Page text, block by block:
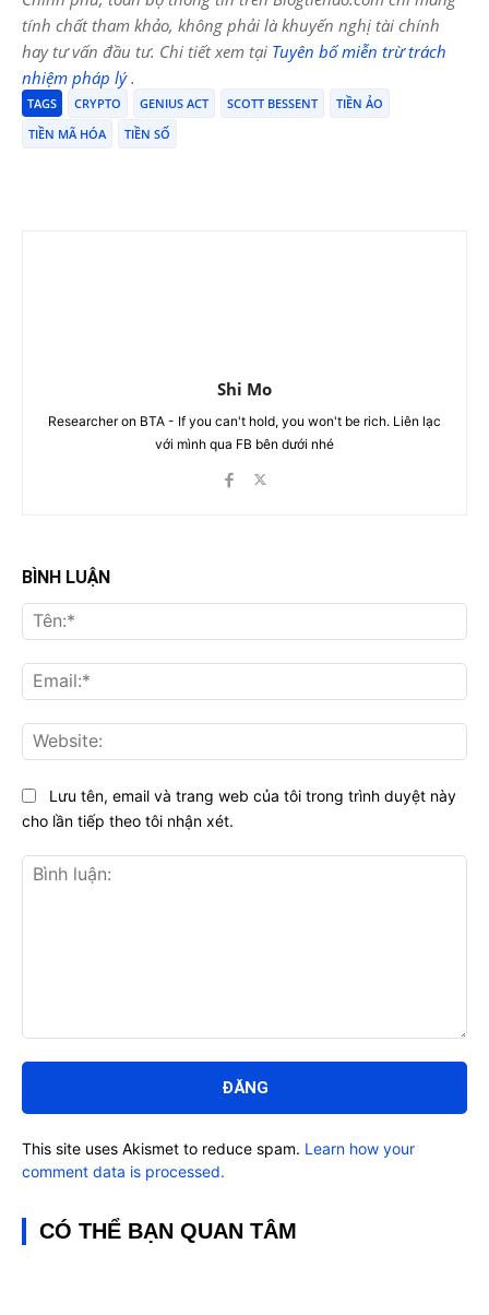
tính chất tham khảo, không phải là khuyến nghị tài chính
hay tư vấn đầu tư. Chi tiết xem tại Tuyên bố miễn trừ trách
nhiệm pháp lý.
TAGS CRYPTO GENIUS ACT SCOTT BESSENT
TIỀN ẢO
TIỀN MÃ HÓA
TIỀN SỐ
Shi Mo
Researcher on BTA - If you can't hold, you won't be rich. Liên lạc
với mình qua FB bên dưới nhé
BÌNH LUẬN
luận:
Lưu tên, email và trang web của tôi trong trình duyệt này
cho lần tiếp theo tôi nhận xét.
This site uses Akismet to reduce spam. Learn how your
comment data is processed.
CÓ THỂ BẠN QUAN TÂM